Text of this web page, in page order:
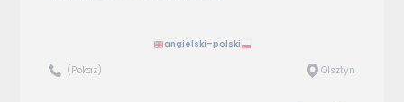
angielski–polski
(Pokaż) Olsztyn